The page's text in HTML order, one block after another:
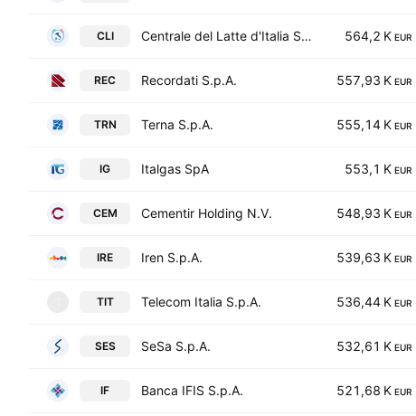
CLI Centrale del Latte d'Italia S.p.A. 564,2 K EUR
REC Recordati S.p.A. 557,93 K EUR
TRN Terna S.p.A. 555,14 K EUR
IG Italgas SpA 553,1 K EUR
CEM Cementir Holding N.V. 548,93 K EUR
IRE Iren S.p.A. 539,63 K EUR
TIT Telecom Italia S.p.A. 536,44 K EUR
SES SeSa S.p.A. 532,61 K EUR
IF Banca IFIS S.p.A. 521,68 K EUR